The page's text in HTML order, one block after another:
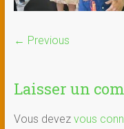
← Previous
Laisser un
Vous devez vous